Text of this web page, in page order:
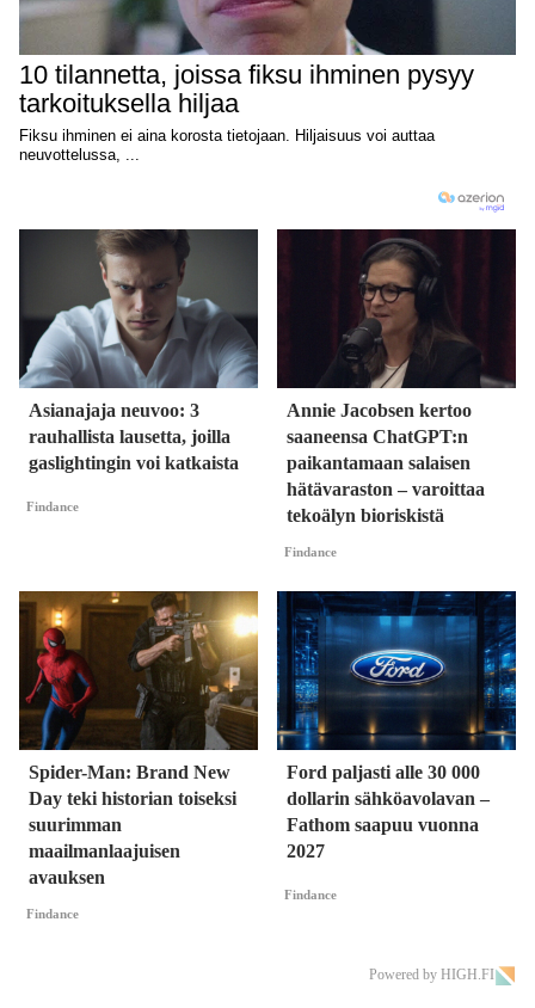
Asianajaja neuvoo: 3
rauhallista lausetta, joilla
gaslightingin voi katkaista
Findance
Annie Jacobsen kertoo
saaneensa ChatGPT:n
paikantamaan salaisen
hätävaraston – varoittaa
tekoälyn bioriskistä
Findance
Spider-Man: Brand New
Day teki historian toiseksi
suurimman
maailmanlaajuisen
avauksen
Findance
Ford paljasti alle 30 000
dollarin sähköavolavan –
Fathom saapuu vuonna
2027
Findance
Powered by HIGH.FI